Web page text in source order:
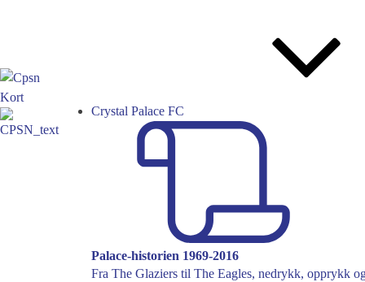
Crystal Palace FC
Palace-historien 1969-2016
Fra The Glaziers til The Eagles, nedrykk, opprykk